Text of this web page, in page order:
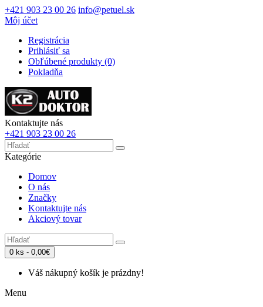
+421 903 23 00 26 info@petuel.sk
Môj účet
Registrácia
Prihlásiť sa
Obľúbené produkty (0)
Pokladňa
Kontaktujte nás
+421 903 23 00 26
Kategórie
Domov
O nás
Značky
Kontaktujte nás
Akciový tovar
0 ks - 0,00€
Váš nákupný košík je prázdny!
Menu